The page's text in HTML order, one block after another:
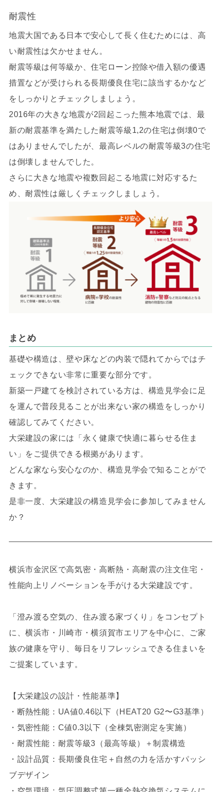
耐震性
地震大国である日本で安心して長く住むためには、高
い耐震性は欠かせません。
耐震等級は何等級か、住宅ローン控除や借入額の優遇
措置などが受けられる長期優良住宅に該当するかなど
をしっかりとチェックしましょう。
2016年の大きな地震が2回起こった熊本地震では、最
新の耐震基準を満たした耐震等級1,2の住宅は倒壊0で
はありませんでしたが、最高レベルの耐震等級3の住宅
は倒壊しませんでした。
さらに大きな地震や複数回起こる地震に対応するた
め、耐震性は厳しくチェックしましょう。
まとめ
基礎や構造は、壁や床などの内装で隠れてからではチ
ェックできない非常に重要な部分です。
新築一戸建てを検討されている方は、構造見学会に足
を運んで普段見ることが出来ない家の構造をしっかり
確認してみてください。
大栄建設の家には「永く健康で快適に暮らせる住ま
い」をご提供できる根拠があります。
どんな家なら安心なのか、構造見学会で知ることがで
きます。
是非一度、大栄建設の構造見学会に参加してみません
か？
横浜市金沢区で高気密・高断熱・高耐震の注文住宅・
性能向上リノベーションを手がける大栄建設です。
「澄み渡る空気の、住み渡る家づくり」をコンセプト
に、横浜市・川崎市・横須賀市エリアを中心に、ご家
族の健康を守り、毎日をリフレッシュできる住まいを
ご提案しています。
【大栄建設の設計・性能基準】
・断熱性能：UA値0.46以下（HEAT20 G2〜G3基準）
・気密性能：C値0.3以下（全棟気密測定を実施）
・耐震性能：耐震等級3（最高等級）＋制震構造
・設計品質：長期優良住宅＋自然の力を活かすパッシ
ブデザイン